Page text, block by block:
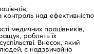
контроль над ефективністю
медичних працівників,
роблять їх
Внесок, який
є надзвичайно